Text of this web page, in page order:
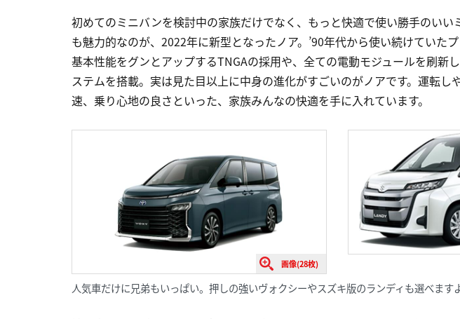
初めてのミニバンを検討中の家族だけでなく、もっと快適で使い勝手のいい
も魅力的なのが、2022年に新型となったノア。’90年代から使い続けていたプ
基本性能をグンとアップするTNGAの採用や、全ての電動モジュールを刷新
ステムを搭載。実は見た目以上に中身の進化がすごいのがノアです。運転し
速、乗り心地の良さといった、家族みんなの快適を手に入れています。
画像(28枚)
人気車だけに兄弟もいっぱい。押しの強いヴォクシーやスズキ版のランディも選べますよ